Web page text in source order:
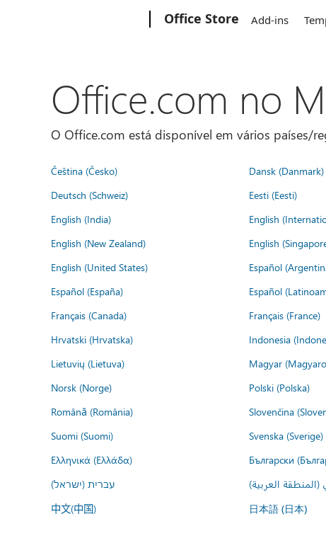
Office Store Add-ins
Office.com no
O Office.com está disponível em vários países/
Čeština (Česko) Dansk (Danmark)
Deutsch (Schweiz)
Eesti (Eesti)
English (India)
English
English (New Zealand)
English
English (United States)
Español
Español (España)
Español
Français (Canada)
Français (France)
Hrvatski (Hrvatska)
Indonesia
Lietuvių (Lietuva)
Magyar
Norsk (Norge)
Polski (Polska)
Română (România)
Slovenčina
Suomi (Suomi)
Svenska (Sverige)
Ελληνικά (Ελλάδα)
Български
עברית (ישראל)
(المنطقة العربية)
中文(中国) 日本語 (日本)